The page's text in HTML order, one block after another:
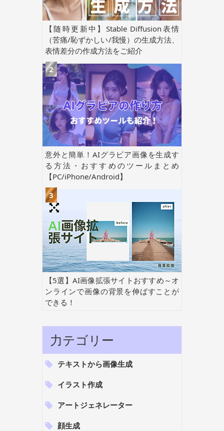
【随時更新中】Stable Diffusion表情
（苦痛/恥ずかしい/我慢）の生成方法、
表情差分の作成方法をご紹介
意外と簡単！AIグラビア画像を生成す
る方法・おすすめのツールまとめ
【PC/iPhone/Android】
【5選】AI画像拡張サイトおすすめ～オ
ンラインで画像の背景を伸ばすことが
できる！
力テゴリー
テキストから画像生成
イラスト作成
アートジェネレーター
顔生成